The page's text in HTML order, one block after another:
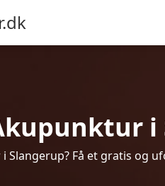
i
Slangerup? Få et gratis og